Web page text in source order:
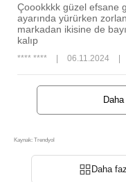
Çoookkkk güzel efsane
ayarında yürürken
markadan ikisine de
kalıp
**** **** | 06.11.2024 |
Kaynak: Trendyol
Daha